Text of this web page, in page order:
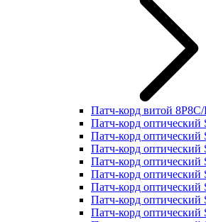
Патч-корд витой
Патч-корд оптический
Патч-корд оптический
Патч-корд оптический
Патч-корд оптический
Патч-корд оптический
Патч-корд
Патч-корд оптический
Патч-корд оптический